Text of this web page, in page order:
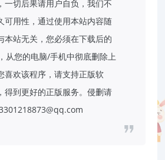
一切后果请用户自负，我们不
可用性，通过使用本站内容随
本站无关，您必须在下载后的
从您的电脑/手机中彻底删除上
喜欢该程序，请支持正版软
得到更好的正版服务。侵删请